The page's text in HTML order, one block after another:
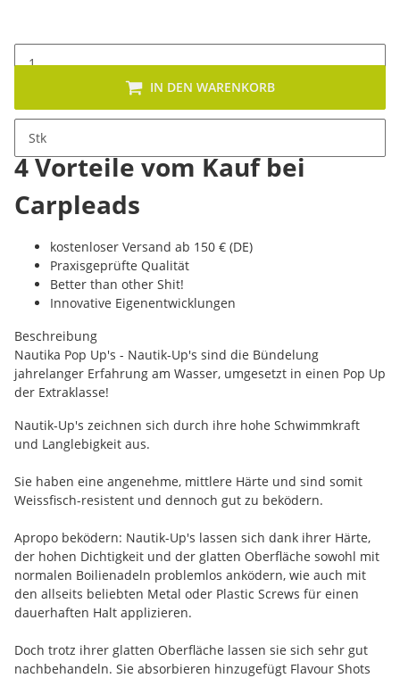
Stk
IN DEN WARENKORB
4 Vorteile vom Kauf bei
Carpleads
kostenloser Versand ab 150 € (DE)
Praxisgeprüfte Qualität
Better than other Shit!
Innovative Eigenentwicklungen
Beschreibung
Nautika Pop Up's - Nautik-Up's sind die Bündelung
jahrelanger Erfahrung am Wasser, umgesetzt in einen Pop Up
der Extraklasse!
Nautik-Up's zeichnen sich durch ihre hohe Schwimmkraft
und Langlebigkeit aus.
Sie haben eine angenehme, mittlere Härte und sind somit
Weissfisch-resistent und dennoch gut zu beködern.
Apropo beködern: Nautik-Up's lassen sich dank ihrer Härte,
der hohen Dichtigkeit und der glatten Oberfläche sowohl mit
normalen Boilienadeln problemlos anködern, wie auch mit
den allseits beliebten Metal oder Plastic Screws für einen
dauerhaften Halt applizieren.
Doch trotz ihrer glatten Oberfläche lassen sie sich sehr gut
nachbehandeln. Sie absorbieren hinzugefügt Flavour Shots